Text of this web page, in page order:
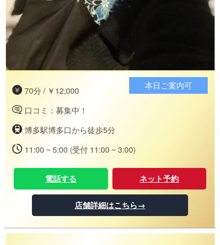
70分 / ￥12,000
口コミ：募集中！
博多駅博多口から徒歩5分
11:00 ~ 5:00 (受付 11:00 ~ 3:00)
本日ご案内可
電話する ネット予約
店舗詳細はこちら→